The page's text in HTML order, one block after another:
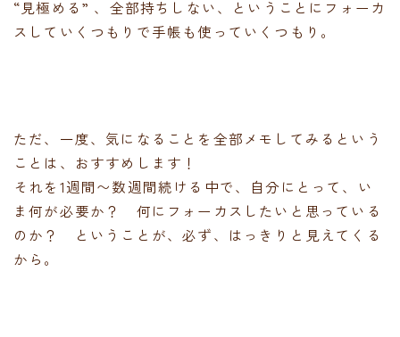
“見極める” 、全部持ちしない、ということにフォーカ
スしていくつもりで手帳も使っていくつもり。
ただ、一度、気になることを全部メモしてみるという
ことは、おすすめします！
それを1週間〜数週間続ける中で、自分にとって、い
ま何が必要か？ 何にフォーカスしたいと思っている
のか？ ということが、必ず、はっきりと見えてくる
から。